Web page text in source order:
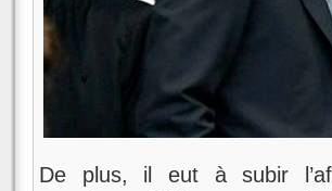
De plus, il eut à subir